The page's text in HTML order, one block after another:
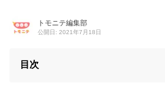
トモニテ編集部
公開日: 2021年7月18日
目次